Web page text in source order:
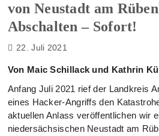
von Neustadt am
Abschalten – Sofort!
22. Juli 2021
Von Maic Schillack und Kathrin
Anfang Juli 2021 rief der Landkreis
eines Hacker-Angriffs den
aktuellen Anlass veröffentlichen wir
niedersächsischen Neustadt am